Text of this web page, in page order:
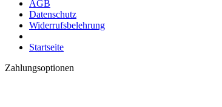
AGB
Datenschutz
Widerrufsbelehrung
Startseite
Zahlungsoptionen